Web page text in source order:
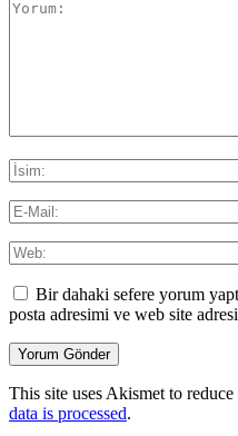
Bir dahaki sefere yorum
posta adresimi ve web site
This site uses Akismet to reduce
data is processed.